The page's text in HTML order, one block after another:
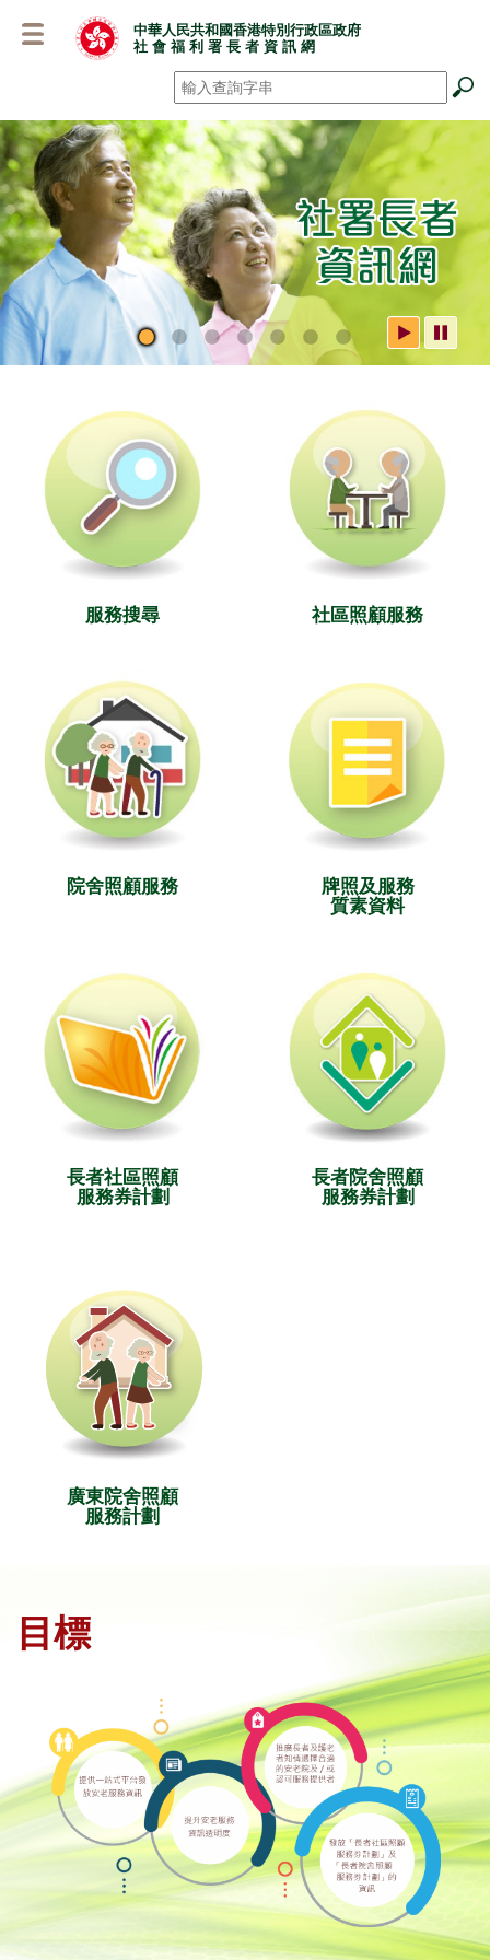
容
中華人民共和國香港特別行政區政府
社 會 福 利 署 長 者 資 訊 網
搜尋 *
社署長者資訊網
服務搜尋 社區照顧服務
院舍照顧服務
牌照及服務
質素資料
長者社區照顧
服務券計劃
長者院舍照顧
服務券計劃
廣東院舍照顧
服務計劃
目標